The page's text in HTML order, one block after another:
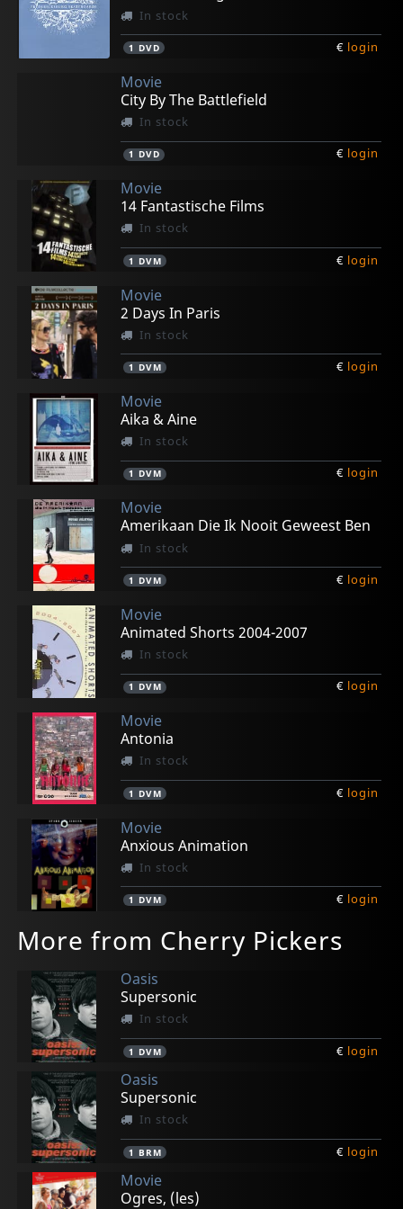
In stock
1 DVD € login
Movie
City By The Battlefield
In stock
1 DVD € login
Movie
14 Fantastische Films
In stock
1 DVM € login
Movie
2 Days In Paris
In stock
1 DVM € login
Movie
Aika & Aine
In stock
1 DVM € login
Movie
Amerikaan Die Ik Nooit Geweest Ben
In stock
1 DVM € login
Movie
Animated Shorts 2004-2007
In stock
1 DVM € login
Movie
Antonia
In stock
1 DVM € login
Movie
Anxious Animation
In stock
1 DVM € login
More from Cherry Pickers
Oasis
Supersonic
In stock
1 DVM € login
Oasis
Supersonic
In stock
1 BRM € login
Movie
Ogres, (les)